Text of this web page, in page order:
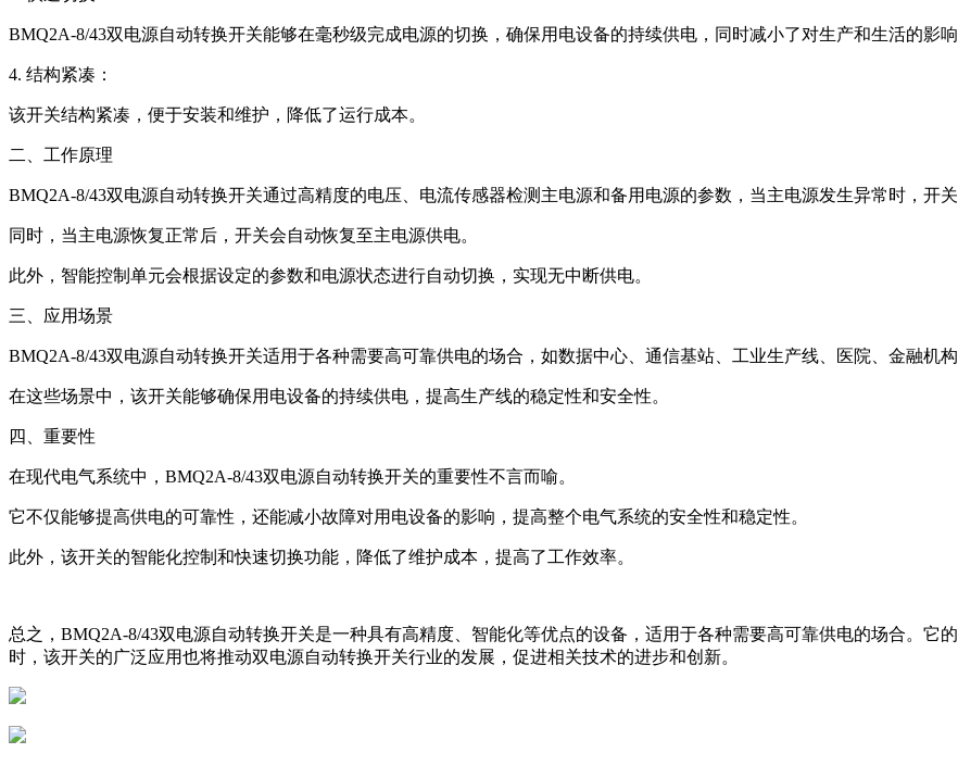
BMQ2A-8/43双电源自动转换开关能够在毫秒级完成电源的切换，确保用电设备的持续供电，同时减小了对生产和生活的影响
4. 结构紧凑：
该开关结构紧凑，便于安装和维护，降低了运行成本。
二、工作原理
BMQ2A-8/43双电源自动转换开关通过高精度的电压、电流传感器检测主电源和备用电源的参数，当主电源发生异常时，开
同时，当主电源恢复正常后，开关会自动恢复至主电源供电。
此外，智能控制单元会根据设定的参数和电源状态进行自动切换，实现无中断供电。
三、应用场景
BMQ2A-8/43双电源自动转换开关适用于各种需要高可靠供电的场合，如数据中心、通信基站、工业生产线、医院、金融机构
在这些场景中，该开关能够确保用电设备的持续供电，提高生产线的稳定性和安全性。
四、重要性
在现代电气系统中，BMQ2A-8/43双电源自动转换开关的重要性不言而喻。
它不仅能够提高供电的可靠性，还能减小故障对用电设备的影响，提高整个电气系统的安全性和稳定性。
此外，该开关的智能化控制和快速切换功能，降低了维护成本，提高了工作效率。
总之，BMQ2A-8/43双电源自动转换开关是一种具有高精度、智能化等优点的设备，适用于各种需要高可靠供电的场合。它
时，该开关的广泛应用也将推动双电源自动转换开关行业的发展，促进相关技术的进步和创新。